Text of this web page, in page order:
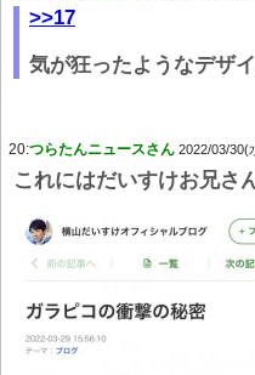
>>17
気が狂ったようなデザ
20:つらたんニュースさん 2022/03/30(
これにはだいすけお兄さ